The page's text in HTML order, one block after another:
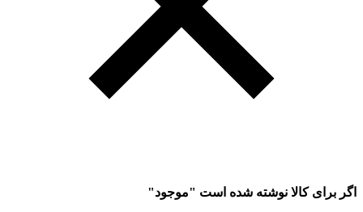
اگر برای کالا نوشته شده است "موجود"